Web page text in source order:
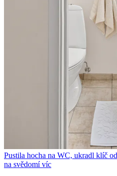
Pustila hocha na WC, ukradl klíč
na svědomí víc